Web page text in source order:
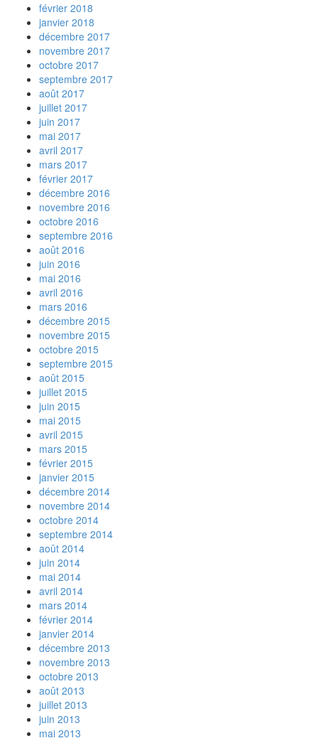
février 2018
janvier 2018
décembre 2017
novembre 2017
octobre 2017
septembre 2017
août 2017
juillet 2017
juin 2017
mai 2017
avril 2017
mars 2017
février 2017
décembre 2016
novembre 2016
octobre 2016
septembre 2016
août 2016
juin 2016
mai 2016
avril 2016
mars 2016
décembre 2015
novembre 2015
octobre 2015
septembre 2015
août 2015
juillet 2015
juin 2015
mai 2015
avril 2015
mars 2015
février 2015
janvier 2015
décembre 2014
novembre 2014
octobre 2014
septembre 2014
août 2014
juin 2014
mai 2014
avril 2014
mars 2014
février 2014
janvier 2014
décembre 2013
novembre 2013
octobre 2013
août 2013
juillet 2013
juin 2013
mai 2013